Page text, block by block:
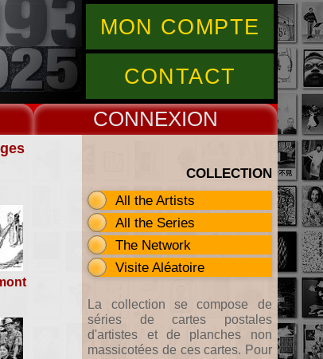
MON COMPTE
CONTACT
CONNEX
COLLECTION
All the Artists
All the Series
The Network
Visite Aléatoire
La collection se compose de
séries de cartes postales
d'artistes et de planches non
massicotées de ces cartes. Pour